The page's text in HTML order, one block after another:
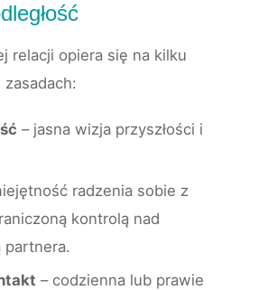
relacji opiera się na kilku
– jasna wizja przyszłości i
radzenia sobie z
kontrolą nad
partnera.
– codzienna lub prawie